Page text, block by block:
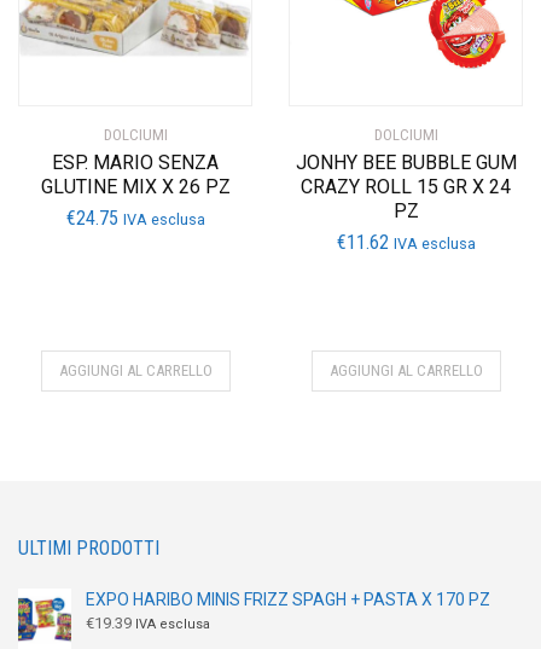
DOLCIUMI
ESP. MARIO SENZA
GLUTINE MIX X 26 PZ
€24.75 IVA esclusa
AGGIUNGI AL CARRELLO
DOLCIUMI
JONHY BEE BUBBLE GUM
CRAZY ROLL 15 GR X 24
PZ
€11.62 IVA esclusa
AGGIUNGI AL CARRELLO
ULTIMI PRODOTTI
EXPO HARIBO MINIS FRIZZ SPAGH + PASTA X 170 PZ
€19.39 IVA esclusa